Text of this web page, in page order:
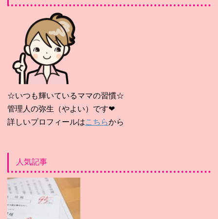
☆いつも輝いているママの習慣☆
管理人の弥生（やよい）です❤
詳しいプロフィールはこちらから
人気記事